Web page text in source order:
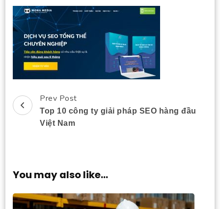
Post
Navigation
Prev Post
Top 10 công ty giải pháp SEO hàng đầu
Việt Nam
You may also like...